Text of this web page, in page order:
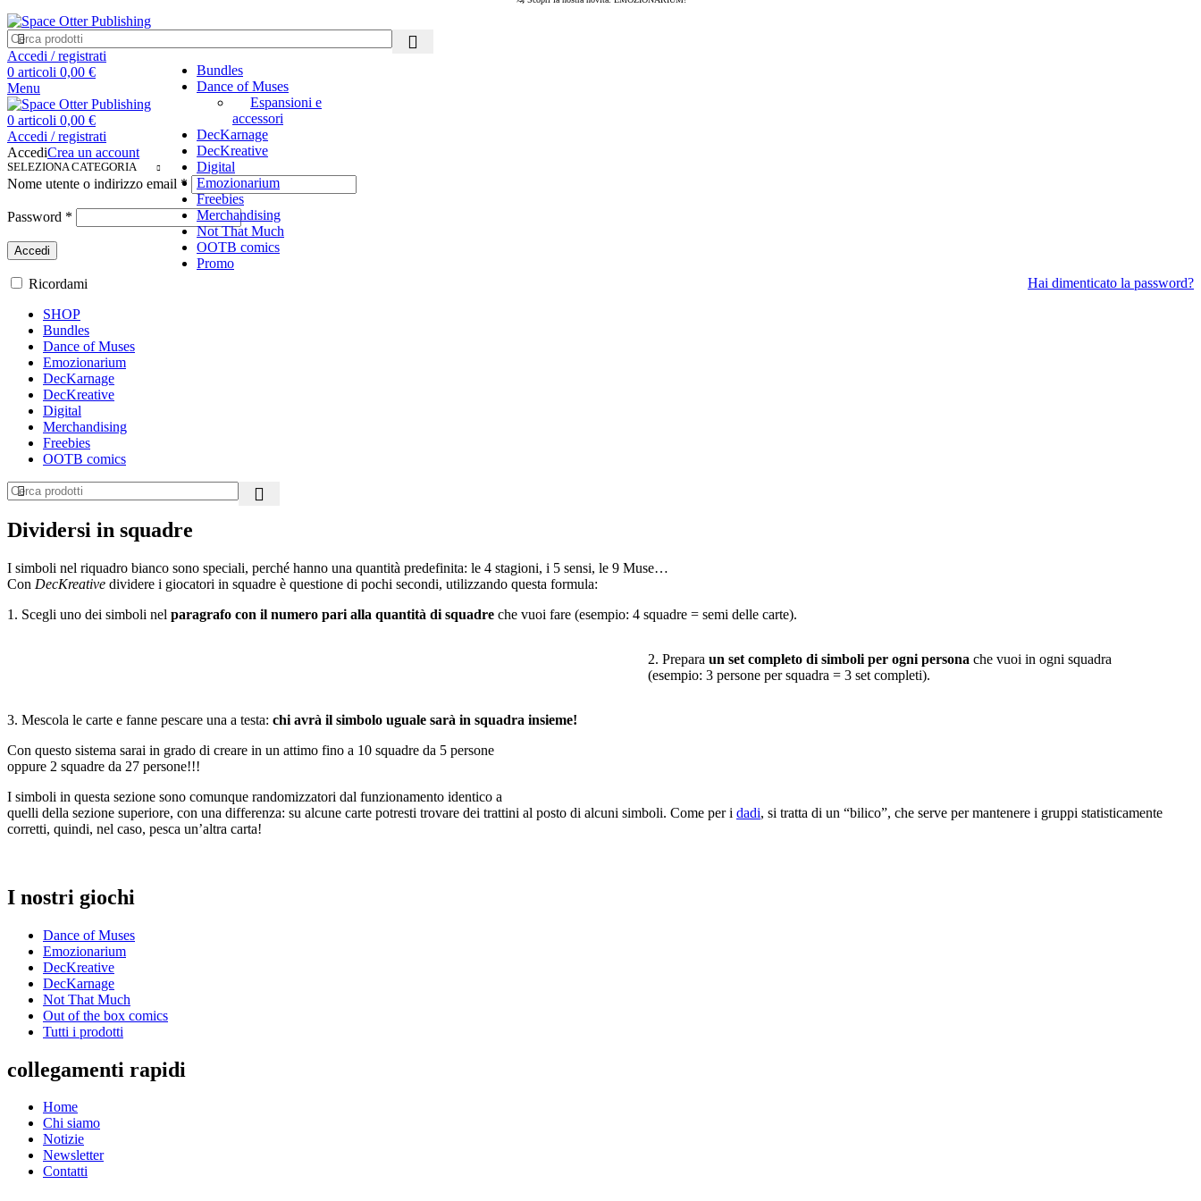
SELEZIONA CATEGORIA
Bundles
Dance of Muses
Espansioni e
accessori
DecKarnage
DecKreative
Digital
Emozionarium
Freebies
Merchandising
Not That Much
OOTB comics
Promo
Accedi / registrati
0 articoli 0,00 €
Menu
0 articoli 0,00 €
Accedi / registrati
AccediCrea un account
Nome utente o indirizzo email * Richiesto
Password *
Accedi
Hai dimenticato la password?
Ricordami
SHOP
Bundles
Dance of Muses
Emozionarium
DecKarnage
DecKreative
Digital
Merchandising
Freebies
OOTB comics
Dividersi in squadre
I simboli nel riquadro bianco sono speciali, perché hanno una quantità predefinita: le 4 stagioni, i 5 sensi, le 9 Muse…
Con DecKreative dividere i giocatori in squadre è questione di pochi secondi, utilizzando questa formula:
1. Scegli uno dei simboli nel paragrafo con il numero pari alla quantità di squadre che vuoi fare (esempio: 4 squadre = semi delle carte).
2. Preparaun set completo di simboli per ogni persona che vuoi in ogni squadra
(esempio: 3 persone per squadra = 3 set completi).
3. Mescola le carte e fanne pescare una a testa: chi avrà il simbolo uguale sarà in squadra insieme!
Con questo sistema sarai in grado di creare in un attimo fino a 10 squadre da 5 persone
oppure 2 squadre da 27 persone!!!
I simboli in questa sezione sono comunque randomizzatori dal funzionamento identico a
quelli della sezione superiore, con una differenza: su alcune carte potresti trovare dei trattini al posto di alcuni simboli. Come per i dadi, si tratta di un “bilico”, che serve per mantenere i gruppi statisticamente
corretti, quindi, nel caso, pesca un’altra carta!
I nostri giochi
Dance of Muses
Emozionarium
DecKreative
DecKarnage
Not That Much
Out of the box comics
Tutti i prodotti
collegamenti rapidi
Home
Chi siamo
Notizie
Newsletter
Contatti